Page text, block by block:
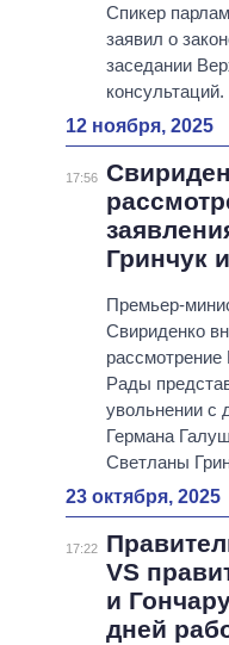
Спикер
заявил о
заседании
консультаций.
12 ноября, 2025
17:56
Гринчук
Премьер-
Свириденко
рассмотрение
Рады
увольнении с
Германа
Светланы
23 октября, 2025
17:22
VS
и
дней